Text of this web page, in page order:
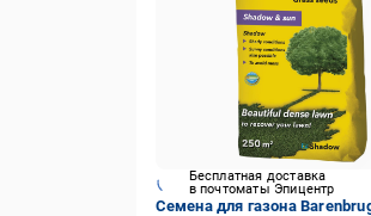
Бесплатная доставка
в почтоматы Эпицентр
Семена для газона